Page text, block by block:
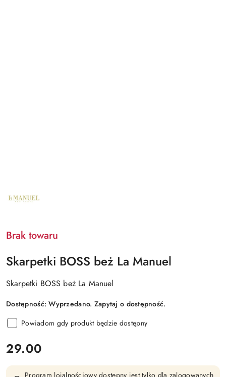
LA
MANUEL
Brak towaru
Skarpetki BOSS beż La Manuel
Skarpetki BOSS beż La Manuel
Dostępność:Wyprzedano. Zapytaj o dostępność.
Powiadom gdy produkt będzie dostępny
cena:
29.00
Program lojalnościowy dostępny jest tylko dla zalogowanych